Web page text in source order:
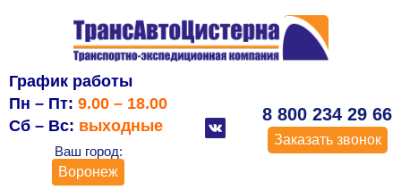
График работы
Пн – Пт: 9.00 – 18.00
Сб – Вс: выходные
Ваш город:
Воронеж
8 800 234 29 66
Заказать звонок